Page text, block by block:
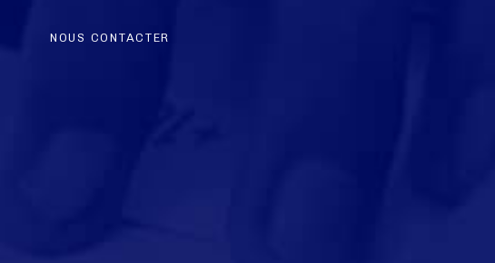
NOUS CONTACTER